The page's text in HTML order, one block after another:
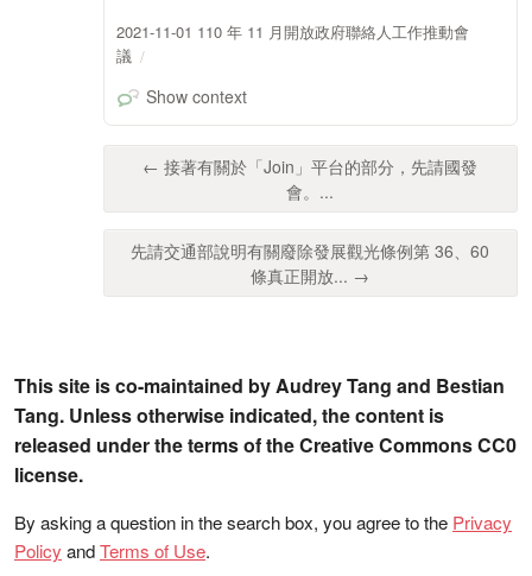
2021-11-01 110 年 11 月開放政府聯絡人工作推動會
議
Show context
← 接著有關於「Join」平台的部分，先請國發
會。...
先請交通部說明有關廢除發展觀光條例第 36、60
條真正開放... →
This site is co-maintained by Audrey Tang and Bestian
Tang. Unless otherwise indicated, the content is
released under the terms of the Creative Commons CC0
license.
By asking a question in the search box, you agree to the Privacy
Policy andTerms of Use.